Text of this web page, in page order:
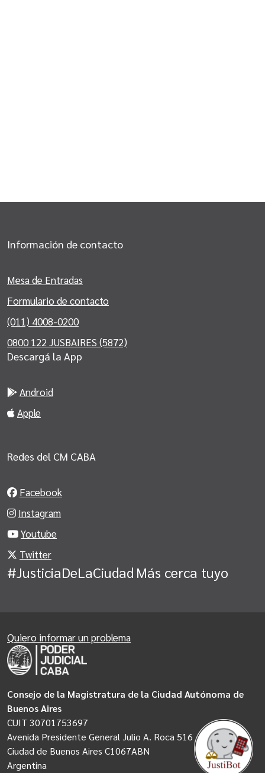
Información de contacto
Mesa de Entradas
Formulario de contacto
(011) 4008-0200
0800 122 JUSBAIRES (5872)
Descargá la App
Android
Apple
Redes del CM CABA
Facebook
Instagram
Youtube
Twitter
#JusticiaDeLaCiudad Más cerca tuyo
Consejo de la Magistratura de la Ciudad Autónoma de
Buenos Aires
CUIT 30701753697
Avenida Presidente General Julio A. Roca 516
Ciudad de Buenos Aires C1067ABN
Argentina
Quiero informar un problema